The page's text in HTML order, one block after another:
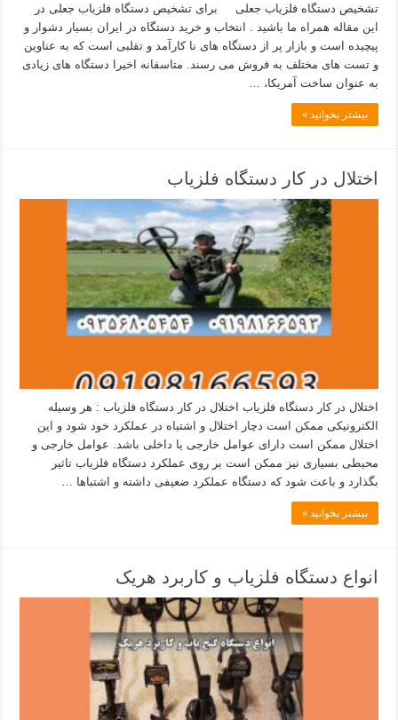
تشخیص دستگاه فلزیاب جعلی برای تشخیص دستگاه فلزیاب جعلی در
این مقاله همراه ما باشید . انتخاب و خرید دستگاه در ایران بسیار دشوار و
پیچیده است و بازار پر از دستگاه های نا کارآمد و تقلبی است که به عناوین
و تست های مختلف به فروش می رسند. متاسفانه اخیرا دستگاه های زیادی
به عنوان ساخت آمریکا، …
بیشتر بخوانید »
اختلال در کار دستگاه فلزیاب
اختلال در کار دستگاه فلزیاب اختلال در کار دستگاه فلزیاب : هر وسیله
الکترونیکی ممکن است دچار اختلال و اشتباه در عملکرد خود شود و این
اختلال ممکن است دارای عوامل خارجی یا داخلی باشد. عوامل خارجی و
محیطی بسیاری نیز ممکن است بر روی عملکرد دستگاه فلزیاب تاثیر
بگذارد و باعث شود که دستگاه عملکرد ضعیفی داشته و اشتباها …
بیشتر بخوانید »
انواع دستگاه فلزیاب و کاربرد هریک